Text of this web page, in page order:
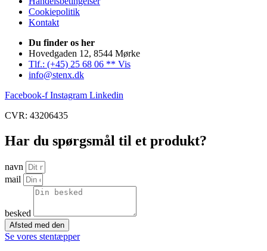
Cookiepolitik
Kontakt
Du finder os her
Hovedgaden 12, 8544 Mørke
Tlf.: (+45) 25 68 06 ** Vis
info@stenx.dk
Facebook-f Instagram Linkedin
CVR: 43206435
Har du spørgsmål til et produkt?
navn
mail
besked
Afsted med den
Se vores stentæpper